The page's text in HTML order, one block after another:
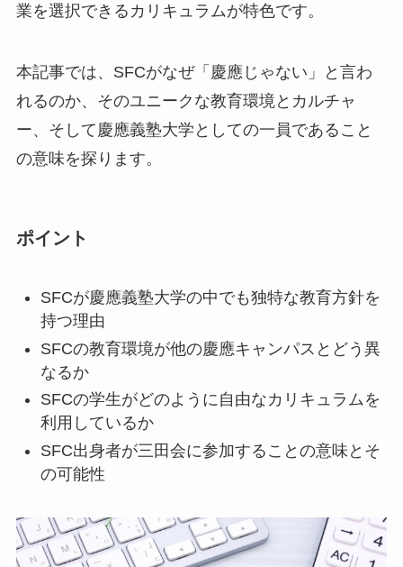
業を選択できるカリキュラムが特色です。
本記事では、SFCがなぜ「慶應じゃない」と言わ
れるのか、そのユニークな教育環境とカルチャ
ー、そして慶應義塾大学としての一員であること
の意味を探ります。
ポイント
SFCが慶應義塾大学の中でも独特な教育方針を
持つ理由
SFCの教育環境が他の慶應キャンパスとどう異
なるか
SFCの学生がどのように自由なカリキュラムを
利用しているか
SFC出身者が三田会に参加することの意味とそ
の可能性